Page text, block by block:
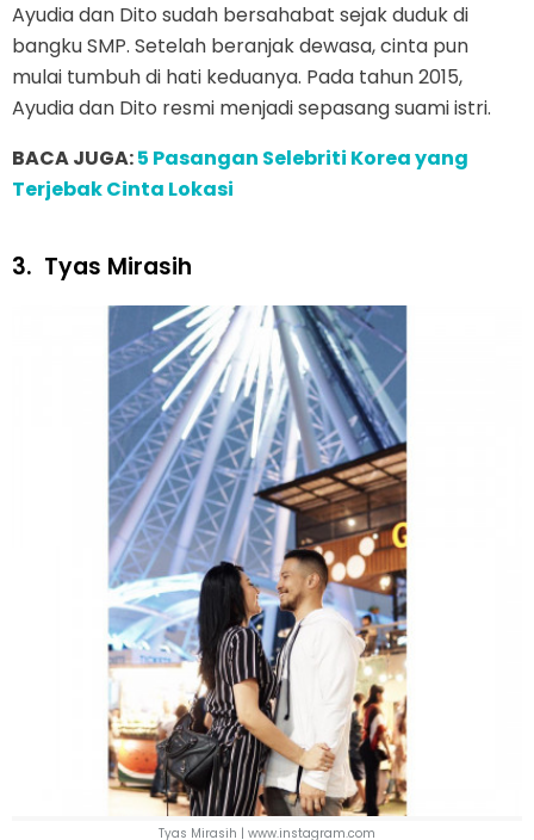
Ayudia dan Dito sudah bersahabat sejak duduk di
bangku SMP. Setelah beranjak dewasa, cinta pun
mulai tumbuh di hati keduanya. Pada tahun 2015,
Ayudia dan Dito resmi menjadi sepasang suami istri.
BACA JUGA:5 Pasangan Selebriti Korea yang
Terjebak Cinta Lokasi
3. Tyas Mirasih
Tyas Mirasih | www.instagram.com